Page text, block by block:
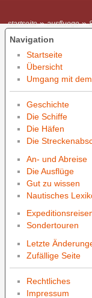
startseite»ausfluege»
Navigation
Startseite
Übersicht
Umgang mit
Geschichte
Die Schiffe
Die Häfen
Die
An- und Abreise
Die Ausflüge
Gut zu wissen
Nautisches
Sondertouren
Letzte
Zufällige Seite
Rechtliches
Impressum